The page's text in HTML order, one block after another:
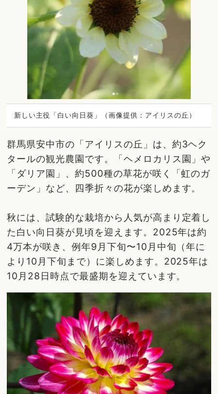
新しい主役「白い向日葵」（画像提供：アイリスの丘）
群馬県安中市の「アイリスの丘」は、約3ヘク
タールの観光農園です。「ヘメロカリス園」や
「ダリア園」、約500種の草花が咲く「虹のガ
ーデン」など、四季折々の花が楽しめます。
秋には、試験的な栽培から人気が高まり定着し
た白い向日葵が見頃を迎えます。2025年は約
4万本が咲き、例年9月下旬〜10月中旬（年に
より10月下旬まで）に楽しめます。2025年は
10月28日時点で最盛期を迎えています。